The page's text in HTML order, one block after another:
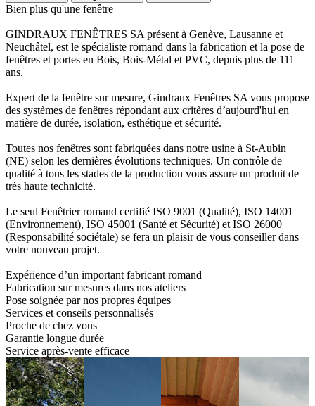
Bien plus qu'une fenêtre
GINDRAUX FENÊTRES SA présent à Genève, Lausanne et
Neuchâtel, est le spécialiste romand dans la fabrication et la pose de
fenêtres et portes en Bois, Bois-Métal et PVC, depuis plus de 111
ans.
Expert de la fenêtre sur mesure, Gindraux Fenêtres SA vous propose
des systèmes de fenêtres répondant aux critères d’aujourd'hui en
matière de durée, isolation, esthétique et sécurité.
Toutes nos fenêtres sont fabriquées dans notre usine à St-Aubin
(NE) selon les dernières évolutions techniques. Un contrôle de
qualité à tous les stades de la production vous assure un produit de
très haute technicité.
Le seul Fenêtrier romand certifié ISO 9001 (Qualité), ISO 14001
(Environnement), ISO 45001 (Santé et Sécurité) et ISO 26000
(Responsabilité sociétale) se fera un plaisir de vous conseiller dans
votre nouveau projet.
Expérience d’un important fabricant romand
Fabrication sur mesures dans nos ateliers
Pose soignée par nos propres équipes
Services et conseils personnalisés
Proche de chez vous
Garantie longue durée
Service après-vente efficace